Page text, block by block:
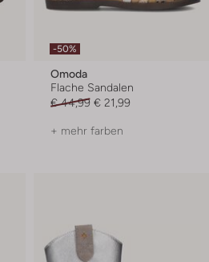
-50%
Omoda
Flache Sandalen
€ 44,99 € 21,99
+ mehr farben